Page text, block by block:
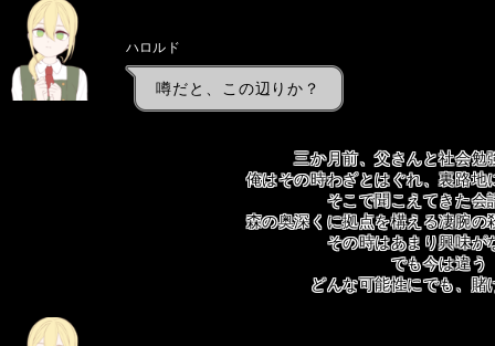
ハロルド
噂だと、この辺りか？
三か月前、父さんと社会勉
俺はその時わざとはぐれ、裏路地
そこで聞こえてきた会
森の奥深くに拠点を構える凄腕の
その時はあまり興味が
でも今は違う
どんな可能性にでも、賭